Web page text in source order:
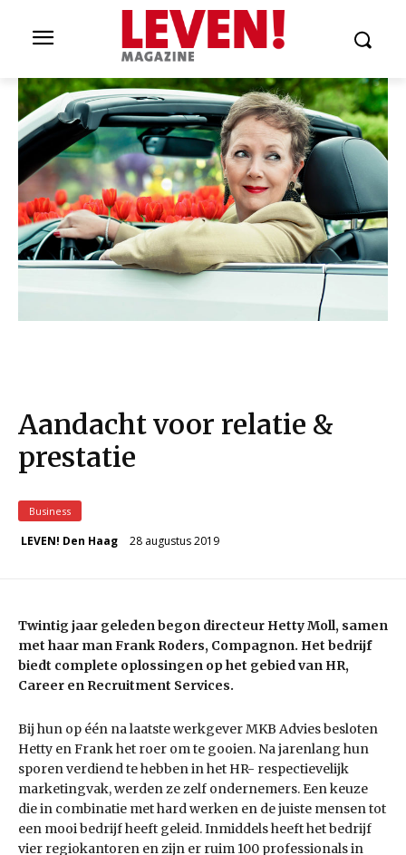
Aandacht voor relatie &
prestatie
Business
LEVEN! Den Haag 28 augustus 2019
Twintig jaar geleden begon directeur Hetty Moll, samen
met haar man Frank Roders, Compagnon. Het bedrijf
biedt complete oplossingen op het gebied van HR,
Career en Recruitment Services.
Bij hun op één na laatste werkgever MKB Advies besloten
Hetty en Frank het roer om te gooien. Na jarenlang hun
sporen verdiend te hebben in het HR- respectievelijk
marketingvak, werden ze zelf ondernemers. Een keuze
die in combinatie met hard werken en de juiste mensen tot
een mooi bedrijf heeft geleid. Inmiddels heeft het bedrijf
vier regiokantoren en zijn er ruim 100 professionals in